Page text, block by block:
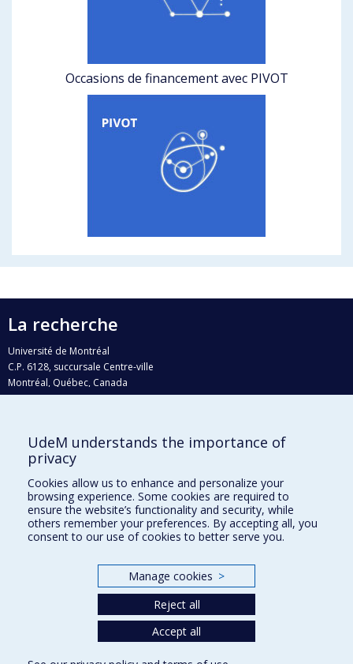
Occasions de financement avec PIVOT
La recherche
Université de Montréal
C.P. 6128, succursale Centre-ville
Montréal, Québec, Canada
H3C 3J7
Qui fait quoi?
Nous trouver
Plan du site
Accessibilité
UdeM understands the importance of
privacy
Cookies allow us to enhance and personalize your
browsing experience. Some cookies are required to
ensure the website’s functionality and security, while
others remember your preferences. By accepting all, you
consent to our use of cookies to better serve you.
Manage cookies >
Reject all
Accept all